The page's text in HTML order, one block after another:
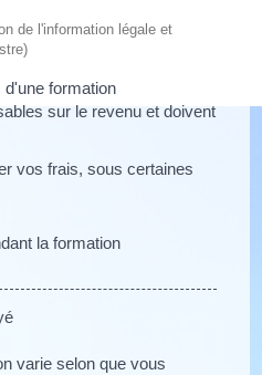
de l'information légale et
formation
sur le revenu et doivent
vos frais, sous certaines
la formation
varie selon que vous